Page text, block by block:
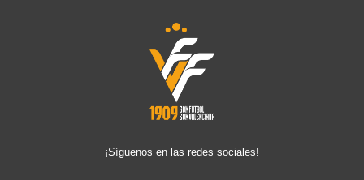
¡Síguenos en las redes sociales!